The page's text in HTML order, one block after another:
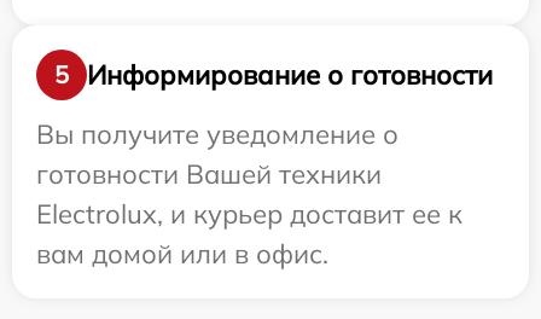
5
Информирование о готовности
Вы получите уведомление о
готовности Вашей техники
Electrolux, и курьер доставит ее к
вам домой или в офис.